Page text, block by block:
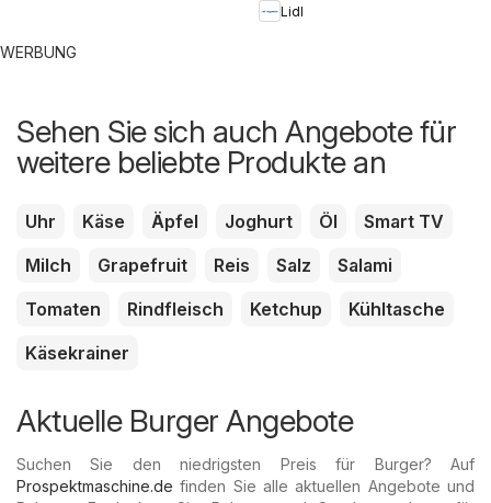
Lidl
WERBUNG
Sehen Sie sich auch Angebote für
weitere beliebte Produkte an
Uhr Käse Äpfel Joghurt Öl
Smart TV
Milch
Grapefruit Reis Salz
Salami
Tomaten
Rindfleisch Ketchup
Kühltasche
Käsekrainer
Aktuelle Burger Angebote
Suchen Sie den niedrigsten Preis für Burger? Auf
Prospektmaschine.de finden Sie alle aktuellen Angebote und